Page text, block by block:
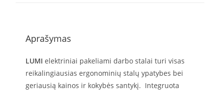
Aprašymas
LUMI elektriniai pakeliami darbo stalai turi visas
reikalingiausias ergonominių stalų ypatybes bei
geriausią kainos ir kokybės santykį. Integruota